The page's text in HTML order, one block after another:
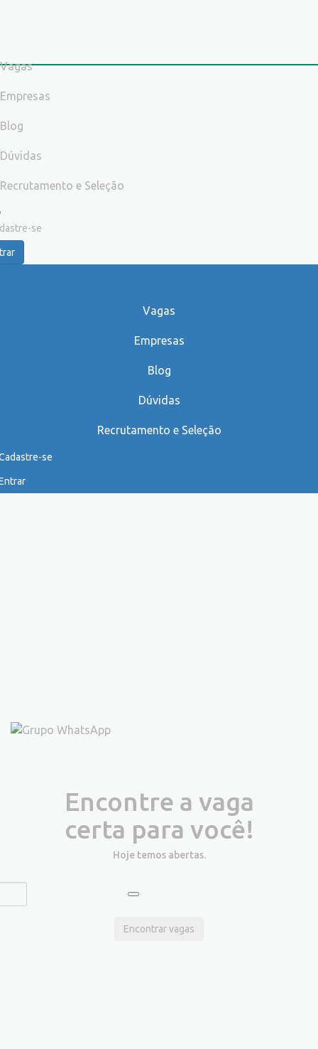
Vagas
Empresas
Blog
Dúvidas
Recrutamento e Seleção
se
Vagas
Empresas
Blog
Dúvidas
Recrutamento e Seleção
se
Encontre a vaga
certa para você!
Hoje temos abertas.
Encontrar vagas